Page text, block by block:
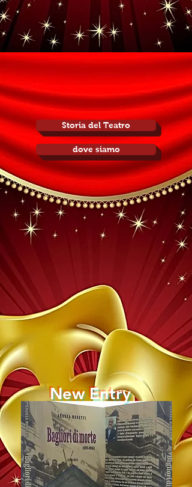
Storia del Teatro
dove siamo
New Entry